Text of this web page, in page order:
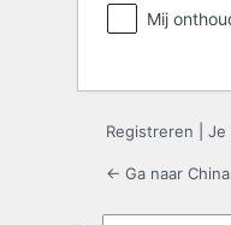
Mij
Registreren Je
← Ga naar